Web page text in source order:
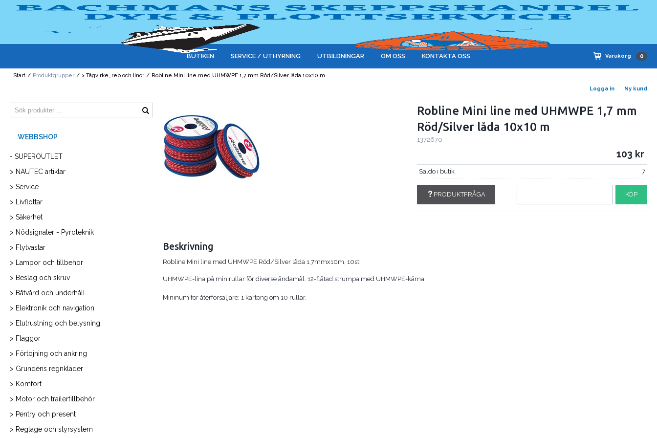
Logga in Ny kund
Varukorg 0
BUTIKEN SERVICE / UTHYRNING UTBILDNINGAR OM OSS KONTAKTA OSS
Start / Produktgrupper / > Tågvirke, rep och linor / Robline Mini line med UHMWPE 1,7 mm Röd/Silver låda 10x10 m
- SUPEROUTLET
> NAUTEC artiklar
> Service
> Livflottar
> Säkerhet
> Nödsignaler - Pyroteknik
> Flytvästar
> Lampor och tillbehör
> Beslag och skruv
> Båtvård och underhåll
> Elektronik och navigation
> Elutrustning och belysning
> Flaggor
> Förtöjning och ankring
> Grundéns regnkläder
> Komfort
> Motor och trailertillbehör
> Pentry och present
> Reglage och styrsystem
Robline Mini line med UHMWPE 1,7 mm
Röd/Silver låda 10x10 m
1372670
103
Saldo i butik 7
PRODUKTFRÅGA KÖP
Beskrivning
Robline Mini line med UHMWPE Röd/Silver låda 1,7mmx10m, 10st
UHMWPE-lina på minirullar för diverse ändamål. 12-flätad strumpa med UHMWPE-kärna.
Mininum för återförsäljare: 1 kartong om 10 rullar.